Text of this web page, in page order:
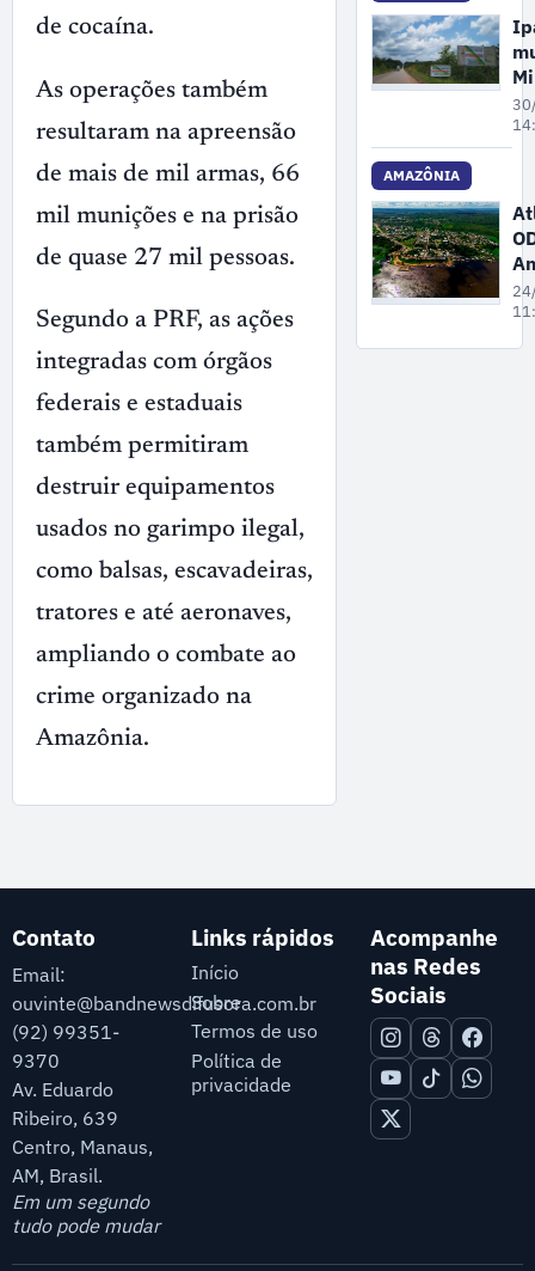
de cocaína.
As operações também
resultaram na apreensão
de mais de mil armas, 66
mil munições e na prisão
de quase 27 mil pessoas.
Segundo a PRF, as ações
integradas com órgãos
federais e estaduais
também permitiram
destruir equipamentos
usados no garimpo ilegal,
como balsas, escavadeiras,
tratores e até aeronaves,
ampliando o combate ao
crime organizado na
Amazônia.
na
AMAZÔNIA
Contato
Email:
ouvinte@bandnewsdifusora.com.br
(92) 99351-
9370
Av. Eduardo
Ribeiro, 639
Centro, Manaus,
AM, Brasil.
Em um segundo
tudo pode mudar
Links rápidos
Início
Sobre
Termos de uso
Política de
privacidade
Acompanhe
nas Redes
Sociais